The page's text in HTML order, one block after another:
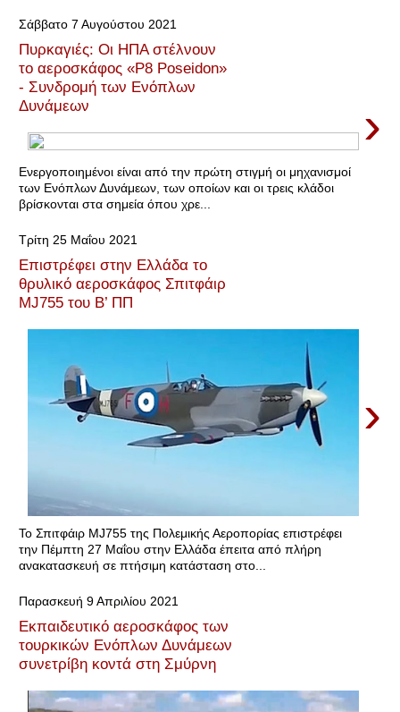
Σάββατο 7 Αυγούστου 2021
Πυρκαγιές: Οι ΗΠΑ στέλνουν
το αεροσκάφος «P8 Poseidon»
- Συνδρομή των Ενόπλων
Δυνάμεων
›
Ενεργοποιημένοι είναι από την πρώτη στιγμή οι μηχανισμοί
των Ενόπλων Δυνάμεων, των οποίων και οι τρεις κλάδοι
βρίσκονται στα σημεία όπου χρε...
Τρίτη 25 Μαΐου 2021
Επιστρέφει στην Ελλάδα το
θρυλικό αεροσκάφος Σπιτφάιρ
MJ755 του Β’ ΠΠ
›
Το Σπιτφάιρ MJ755 της Πολεμικής Αεροπορίας επιστρέφει
την Πέμπτη 27 Μαΐου στην Ελλάδα έπειτα από πλήρη
ανακατασκευή σε πτήσιμη κατάσταση στο...
Παρασκευή 9 Απριλίου 2021
Εκπαιδευτικό αεροσκάφος των
τουρκικών Ενόπλων Δυνάμεων
συνετρίβη κοντά στη Σμύρνη